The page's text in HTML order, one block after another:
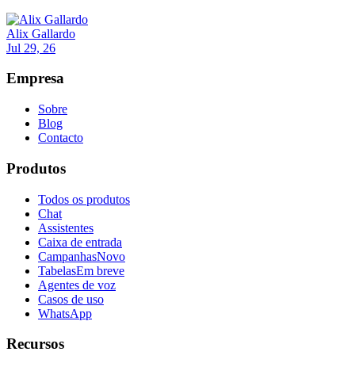
Alix Gallardo
Jul 29, 26
Empresa
Sobre
Blog
Contacto
Produtos
Todos os produtos
Chat
Assistentes
Caixa de entrada
CampanhasNovo
TabelasEm breve
Agentes de voz
Casos de uso
WhatsApp
Recursos